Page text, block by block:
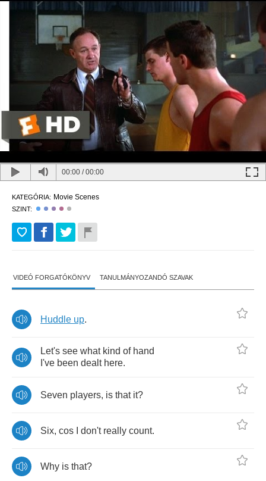
00:00 /00:00
KATEGÓRIA: Movie Scenes
SZINT:
VIDEÓ FORGATÓKÖNYV TANULMÁNYOZANDÓ SZAVAK
Huddle up.
Let's see what kind of hand
I've been dealt here.
Seven players, is that it?
Six, cos don't really count.
Why is that?